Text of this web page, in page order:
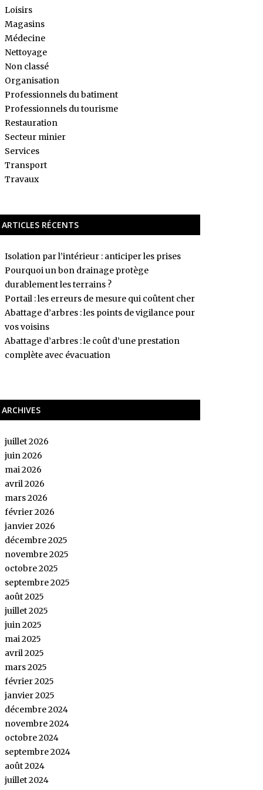
Loisirs
Magasins
Médecine
Nettoyage
Non classé
Organisation
Professionnels du batiment
Professionnels du tourisme
Restauration
Secteur minier
Services
Transport
Travaux
ARTICLES RÉCENTS
Isolation par l’intérieur : anticiper les prises
Pourquoi un bon drainage protège
durablement les terrains ?
Portail : les erreurs de mesure qui coûtent cher
Abattage d’arbres : les points de vigilance pour
vos voisins
Abattage d’arbres : le coût d’une prestation
complète avec évacuation
ARCHIVES
juillet 2026
juin 2026
mai 2026
avril 2026
mars 2026
février 2026
janvier 2026
décembre 2025
novembre 2025
octobre 2025
septembre 2025
août 2025
juillet 2025
juin 2025
mai 2025
avril 2025
mars 2025
février 2025
janvier 2025
décembre 2024
novembre 2024
octobre 2024
septembre 2024
août 2024
juillet 2024